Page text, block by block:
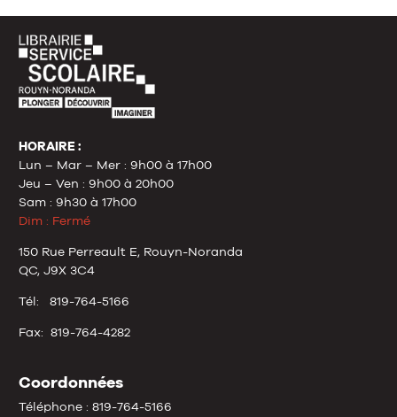
HORAIRE :
Lun – Mar – Mer : 9h00 à 17h00
Jeu – Ven : 9h00 à 20h00
Sam : 9h30 à 17h00
Dim : Fermé
150 Rue Perreault E, Rouyn-Noranda
QC, J9X 3C4
Tél: 819-764-5166
Fax: 819-764-4282
Coordonnées
Téléphone : 819-764-5166